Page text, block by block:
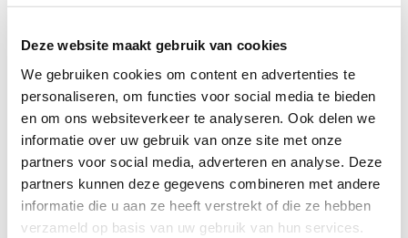
Deze website maakt gebruik van cookies
We gebruiken cookies om content en advertenties te
personaliseren, om functies voor social media te bieden
en om ons websiteverkeer te analyseren. Ook delen we
informatie over uw gebruik van onze site met onze
partners voor social media, adverteren en analyse. Deze
partners kunnen deze gegevens combineren met andere
informatie die u aan ze heeft verstrekt of die ze hebben
verzameld op basis van uw gebruik van hun services.
Zijn er ook osseointegratie beenprothese in confectie- of
Is de osseointegratie beenprothese mijn eigendom?
Wordt de osseointegratie beenprothese geleverd onder de
bruikleen of lease regeling van uw zorgverzekering?
vervangen worden?